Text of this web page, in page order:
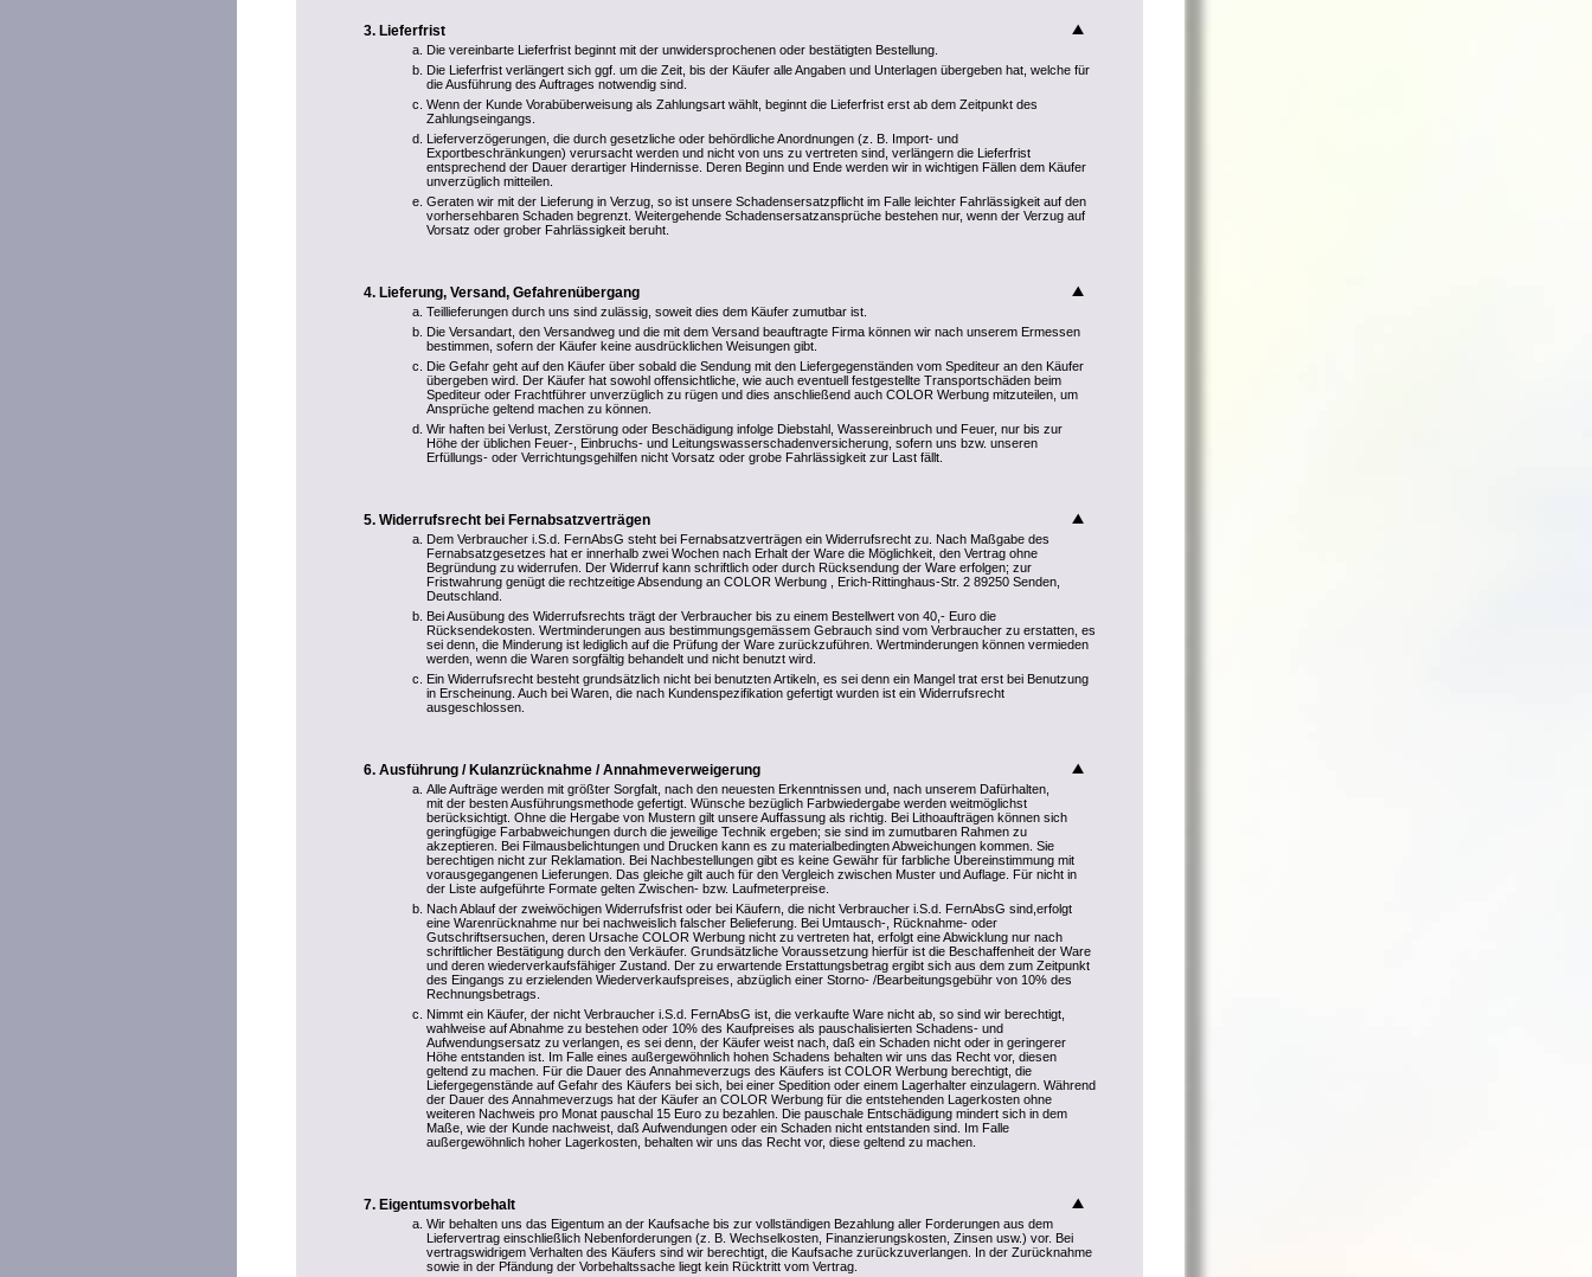
Lieferfrist
Die vereinbarte Lieferfrist beginnt mit der unwidersprochenen oder bestätigten Bestellung.
Die Lieferfrist verlängert sich ggf. um die Zeit, bis der Käufer alle Angaben und Unterlagen übergeben hat, welche für
die Ausführung des Auftrages notwendig sind.
Wenn der Kunde Vorabüberweisung als Zahlungsart wählt, beginnt die Lieferfrist erst ab dem Zeitpunkt des
Zahlungseingangs.
Lieferverzögerungen, die durch gesetzliche oder behördliche Anordnungen (z. B. Import- und
Exportbeschränkungen) verursacht werden und nicht von uns zu vertreten sind, verlängern die Lieferfrist
entsprechend der Dauer derartiger Hindernisse. Deren Beginn und Ende werden wir in wichtigen Fällen dem Käufer
unverzüglich mitteilen.
Geraten wir mit der Lieferung in Verzug, so ist unsere Schadensersatzpflicht im Falle leichter Fahrlässigkeit auf den
vorhersehbaren Schaden begrenzt. Weitergehende Schadensersatzansprüche bestehen nur, wenn der Verzug auf
Vorsatz oder grober Fahrlässigkeit beruht.
Lieferung, Versand, Gefahrenübergang
Teillieferungen durch uns sind zulässig, soweit dies dem Käufer zumutbar ist.
Die Versandart, den Versandweg und die mit dem Versand beauftragte Firma können wir nach unserem Ermessen
bestimmen, sofern der Käufer keine ausdrücklichen Weisungen gibt.
Die Gefahr geht auf den Käufer über sobald die Sendung mit den Liefergegenständen vom Spediteur an den Käufer
übergeben wird. Der Käufer hat sowohl offensichtliche, wie auch eventuell festgestellte Transportschäden beim
Spediteur oder Frachtführer unverzüglich zu rügen und dies anschließend auch COLOR Werbung mitzuteilen, um
Ansprüche geltend machen zu können.
Wir haften bei Verlust, Zerstörung oder Beschädigung infolge Diebstahl, Wassereinbruch und Feuer, nur bis zur
Höhe der üblichen Feuer-, Einbruchs- und Leitungswasserschadenversicherung, sofern uns bzw. unseren
Erfüllungs- oder Verrichtungsgehilfen nicht Vorsatz oder grobe Fahrlässigkeit zur Last fällt.
Widerrufsrecht bei Fernabsatzverträgen
Dem Verbraucher i.S.d. FernAbsG steht bei Fernabsatzverträgen ein Widerrufsrecht zu. Nach Maßgabe des
Fernabsatzgesetzes hat er innerhalb zwei Wochen nach Erhalt der Ware die Möglichkeit, den Vertrag ohne
Begründung zu widerrufen. Der Widerruf kann schriftlich oder durch Rücksendung der Ware erfolgen; zur
Fristwahrung genügt die rechtzeitige Absendung an COLOR Werbung , Erich-Rittinghaus-Str. 2 89250 Senden,
Deutschland.
Bei Ausübung des Widerrufsrechts trägt der Verbraucher bis zu einem Bestellwert von 40,- Euro die
Rücksendekosten. Wertminderungen aus bestimmungsgemässem Gebrauch sind vom Verbraucher zu erstatten, es
sei denn, die Minderung ist lediglich auf die Prüfung der Ware zurückzuführen. Wertminderungen können vermieden
werden, wenn die Waren sorgfältig behandelt und nicht benutzt wird.
Ein Widerrufsrecht besteht grundsätzlich nicht bei benutzten Artikeln, es sei denn ein Mangel trat erst bei Benutzung
in Erscheinung. Auch bei Waren, die nach Kundenspezifikation gefertigt wurden ist ein Widerrufsrecht
ausgeschlossen.
Ausführung / Kulanzrücknahme / Annahmeverweigerung
Alle Aufträge werden mit größter Sorgfalt, nach den neuesten Erkenntnissen und, nach unserem Dafürhalten,
mit der besten Ausführungsmethode gefertigt. Wünsche bezüglich Farbwiedergabe werden weitmöglichst
berücksichtigt. Ohne die Hergabe von Mustern gilt unsere Auffassung als richtig. Bei Lithoaufträgen können sich
geringfügige Farbabweichungen durch die jeweilige Technik ergeben; sie sind im zumutbaren Rahmen zu
akzeptieren. Bei Filmausbelichtungen und Drucken kann es zu materialbedingten Abweichungen kommen. Sie
berechtigen nicht zur Reklamation. Bei Nachbestellungen gibt es keine Gewähr für farbliche Übereinstimmung mit
vorausgegangenen Lieferungen. Das gleiche gilt auch für den Vergleich zwischen Muster und Auflage. Für nicht in
der Liste aufgeführte Formate gelten Zwischen- bzw. Laufmeterpreise.
Nach Ablauf der zweiwöchigen Widerrufsfrist oder bei Käufern, die nicht Verbraucher i.S.d. FernAbsG sind,erfolgt
eine Warenrücknahme nur bei nachweislich falscher Belieferung. Bei Umtausch-, Rücknahme- oder
Gutschriftsersuchen, deren Ursache COLOR Werbung nicht zu vertreten hat, erfolgt eine Abwicklung nur nach
schriftlicher Bestätigung durch den Verkäufer. Grundsätzliche Voraussetzung hierfür ist die Beschaffenheit der Ware
und deren wiederverkaufsfähiger Zustand. Der zu erwartende Erstattungsbetrag ergibt sich aus dem zum Zeitpunkt
des Eingangs zu erzielenden Wiederverkaufspreises, abzüglich einer Storno- /Bearbeitungsgebühr von 10% des
Rechnungsbetrags.
Nimmt ein Käufer, der nicht Verbraucher i.S.d. FernAbsG ist, die verkaufte Ware nicht ab, so sind wir berechtigt,
wahlweise auf Abnahme zu bestehen oder 10% des Kaufpreises als pauschalisierten Schadens- und
Aufwendungsersatz zu verlangen, es sei denn, der Käufer weist nach, daß ein Schaden nicht oder in geringerer
Höhe entstanden ist. Im Falle eines außergewöhnlich hohen Schadens behalten wir uns das Recht vor, diesen
geltend zu machen. Für die Dauer des Annahmeverzugs des Käufers ist COLOR Werbung berechtigt, die
Liefergegenstände auf Gefahr des Käufers bei sich, bei einer Spedition oder einem Lagerhalter einzulagern. Während
der Dauer des Annahmeverzugs hat der Käufer an COLOR Werbung für die entstehenden Lagerkosten ohne
weiteren Nachweis pro Monat pauschal 15 Euro zu bezahlen. Die pauschale Entschädigung mindert sich in dem
Maße, wie der Kunde nachweist, daß Aufwendungen oder ein Schaden nicht entstanden sind. Im Falle
außergewöhnlich hoher Lagerkosten, behalten wir uns das Recht vor, diese geltend zu machen.
Eigentumsvorbehalt
Wir behalten uns das Eigentum an der Kaufsache bis zur vollständigen Bezahlung aller Forderungen aus dem
Liefervertrag einschließlich Nebenforderungen (z. B. Wechselkosten, Finanzierungskosten, Zinsen usw.) vor. Bei
vertragswidrigem Verhalten des Käufers sind wir berechtigt, die Kaufsache zurückzuverlangen. In der Zurücknahme
sowie in der Pfändung der Vorbehaltssache liegt kein Rücktritt vom Vertrag.